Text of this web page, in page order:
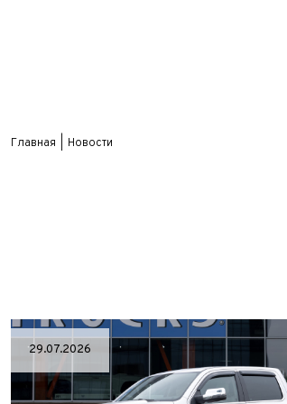
Главная Новости
29.07.2026